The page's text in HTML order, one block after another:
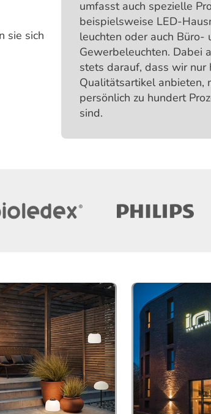
sie sich
umfasst auch spezielle
beispiels­weise LED-
leuchten oder auch Büro-
Gewerbe­leuchten. Dabei
stets darauf, dass wir nur
Qualitäts­artikel anbieten,
persönlich zu hundert
sind.